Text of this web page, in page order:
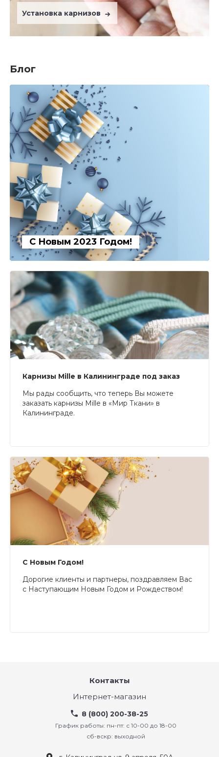
Установка карнизов
Блог
С Новым 2023 Годом!
Карнизы Mille в Калининграде под заказ
Мы рады сообщить, что теперь Вы можете
заказать карнизы Mille в «Мир Ткани» в
Калининграде.
С Новым Годом!
Дорогие клиенты и партнеры, поздравляем Вас
с Наступающим Новым Годом и Рождеством!
Контакты
Интернет-магазин
8 (800) 200-38-25
График работы: пн-пт: с 10-00 до 18-00
сб-вскр: выходной